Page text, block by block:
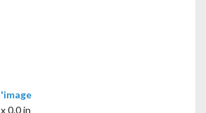
0.0 in